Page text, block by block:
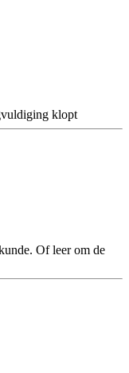
klopt
Of leer om de